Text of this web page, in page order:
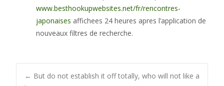
www.besthookupwebsites.net/fr/rencontres-
japonaises affichees 24 heures apres l’application de
nouveaux filtres de recherche.
← But do not establish it off totally, who will not like a